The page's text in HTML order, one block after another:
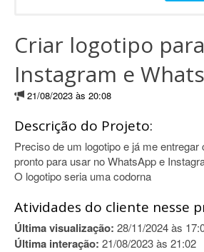
Criar logotipo
Instagram e
21/08/2023 às 20:08
Descrição do Projeto:
Preciso de um logotipo e já me
pronto para usar no WhatsApp e
O logotipo seria uma codorna
Atividades do cliente nesse
Última visualização: 28/11/2024 às
Última interação: 21/08/2023 às 21:02